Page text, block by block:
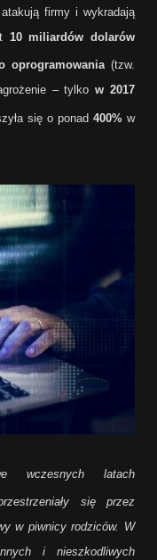
firmy i wykradają
10 miliardów dolarów
oprogramowania(tzw.
– tylkow 2017
się o ponad 400% w
wczesnych latach
się przez
w piwnicy rodziców. W
i nieszkodliwych